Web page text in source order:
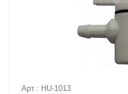
Арт.: HU-1013